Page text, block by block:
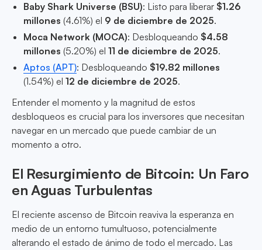
Baby Shark Universe (BSU): Listo para liberar $1.26
millones (4.61%) el 9 de diciembre de 2025.
Moca Network (MOCA): Desbloqueando $4.58
millones (5.20%) el 11 de diciembre de 2025.
Aptos (APT): Desbloqueando $19.82 millones
(1.54%) el 12 de diciembre de 2025.
Entender el momento y la magnitud de estos
desbloqueos es crucial para los inversores que necesitan
navegar en un mercado que puede cambiar de un
momento a otro.
El Resurgimiento de Bitcoin: Un Faro
en Aguas Turbulentas
El reciente ascenso de Bitcoin reaviva la esperanza en
medio de un entorno tumultuoso, potencialmente
alterando el estado de ánimo de todo el mercado. Las